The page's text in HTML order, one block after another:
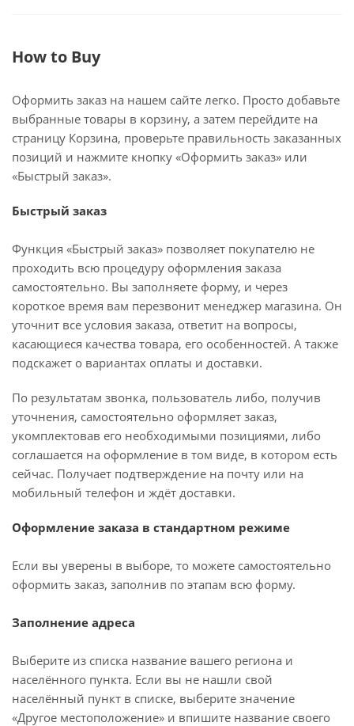
How to Buy
Оформить заказ на нашем сайте легко. Просто добавьте
выбранные товары в корзину, а затем перейдите на
страницу Корзина, проверьте правильность заказанных
позиций и нажмите кнопку «Оформить заказ» или
«Быстрый заказ».
Быстрый заказ
Функция «Быстрый заказ» позволяет покупателю не
проходить всю процедуру оформления заказа
самостоятельно. Вы заполняете форму, и через
короткое время вам перезвонит менеджер магазина. Он
уточнит все условия заказа, ответит на вопросы,
касающиеся качества товара, его особенностей. А также
подскажет о вариантах оплаты и доставки.
По результатам звонка, пользователь либо, получив
уточнения, самостоятельно оформляет заказ,
укомплектовав его необходимыми позициями, либо
соглашается на оформление в том виде, в котором есть
сейчас. Получает подтверждение на почту или на
мобильный телефон и ждёт доставки.
Оформление заказа в стандартном режиме
Если вы уверены в выборе, то можете самостоятельно
оформить заказ, заполнив по этапам всю форму.
Заполнение адреса
Выберите из списка название вашего региона и
населённого пункта. Если вы не нашли свой
населённый пункт в списке, выберите значение
«Другое местоположение» и впишите название своего